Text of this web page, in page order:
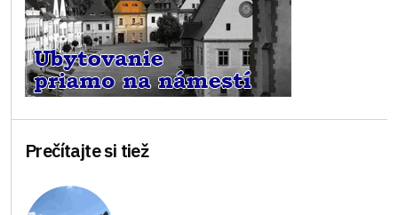
Prečítajte si tiež